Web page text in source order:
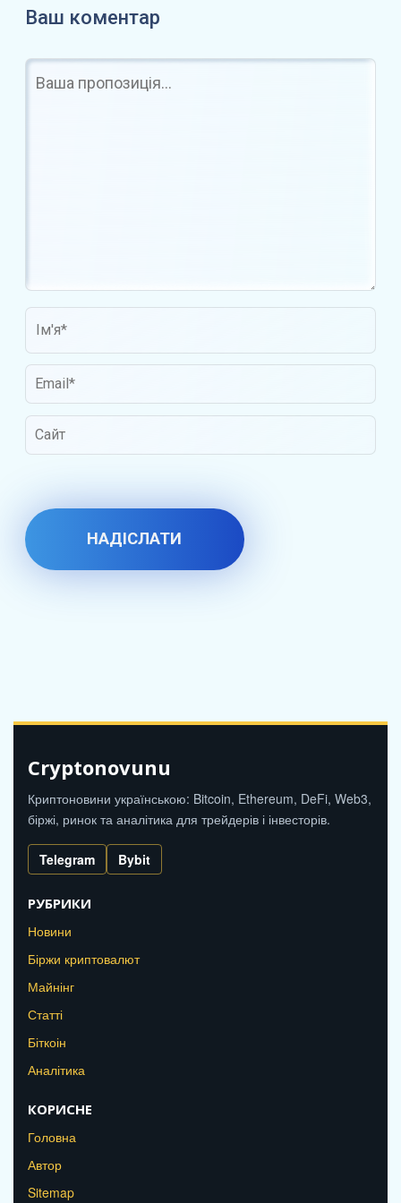
Ваш коментар
Cryptonovunu
Криптоновини українською: Bitcoin, Ethereum, DeFi, Web3,
біржі, ринок та аналітика для трейдерів і інвесторів.
Telegram Bybit
РУБРИКИ
Новини
Біржи криптовалют
Майнінг
Статті
Біткоін
Аналітика
КОРИСНЕ
Головна
Автор
Sitemap